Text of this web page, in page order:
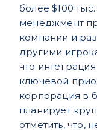
более $100
менеджмент
компании и
другими
что
ключевой
корпорация в
планирует
отметить, что,